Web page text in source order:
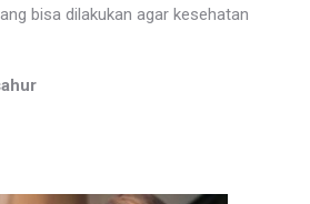
bisa dilakukan agar kesehatan